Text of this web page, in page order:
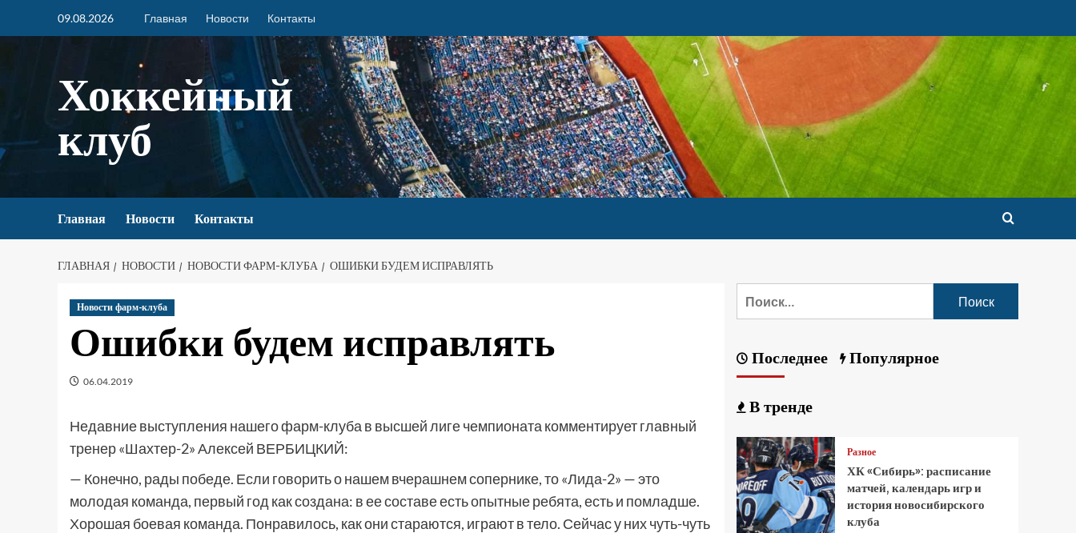
09.08.2026 Главная Новости Контакты
Хоккейный
клуб
Главная Новости Контакты
ГЛАВНАЯ НОВОСТИ НОВОСТИ ФАРМ-КЛУБА ОШИБКИ БУДЕМ ИСПРАВЛЯТЬ
Новости фарм-клуба
Ошибки будем исправлять
06.04.2019
Недавние выступления нашего фарм-клуба в высшей лиге чемпионата комментирует главный
тренер «Шахтер-2» Алексей ВЕРБИЦКИЙ:
— Конечно, рады победе. Если говорить о нашем вчерашнем сопернике, то «Лида-2» — это
молодая команда, первый год как создана: в ее составе есть опытные ребята, есть и помладше.
Хорошая боевая команда. Понравилось, как они стараются, играют в тело. Сейчас у них чуть-чуть
Последнее Популярное
В тренде
Разное
ХК «Сибирь»: расписание
матчей, календарь игр и
история новосибирского
клуба